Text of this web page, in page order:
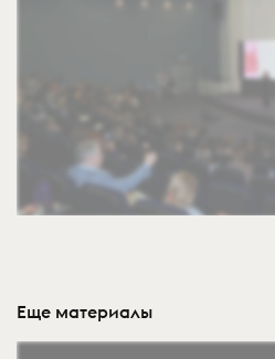
Еще материалы